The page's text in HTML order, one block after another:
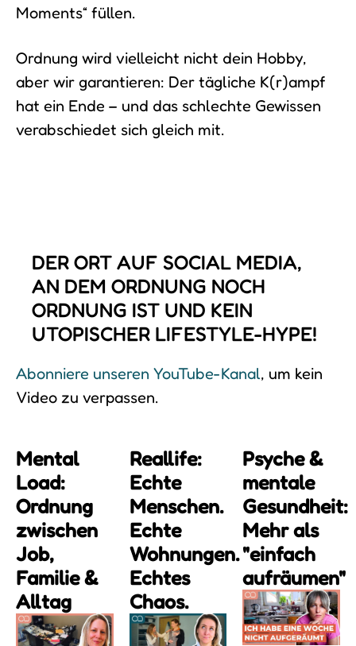
Moments“ füllen.
Ordnung wird vielleicht nicht dein Hobby,
aber wir garantieren: Der tägliche K(r)ampf
hat ein Ende – und das schlechte Gewissen
verabschiedet sich gleich mit.
DER ORT AUF SOCIAL MEDIA,
AN DEM ORDNUNG NOCH
ORDNUNG IST UND KEIN
UTOPISCHER LIFESTYLE-HYPE!
Abonniere unseren YouTube-Kanal, um kein
Video zu verpassen.
Mental
Load:
Ordnung
zwischen
Job,
Familie &
Alltag
Reallife:
Echte
Menschen.
Echte
Wohnungen.
Echtes
Chaos.
Psyche &
mentale
Gesundheit:
Mehr als
"einfach
aufräumen"